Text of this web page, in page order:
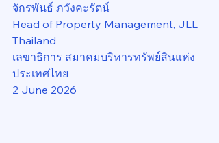
จักรพันธ์ ภวังคะรัตน์
Head of Property Management, JLL
Thailand
เลขาธิการ สมาคมบริหารทรัพย์สินแห่ง
ประเทศไทย
2 June 2026